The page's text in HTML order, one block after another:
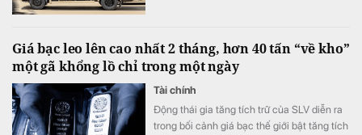
Giá bạc leo lên cao nhất 2 tháng, hơn 40 tấn “về kho”
một gã khổng lồ chỉ trong một ngày
Tài chính
Động thái gia tăng tích trữ của SLV diễn ra
trong bối cảnh giá bạc thế giới bật tăng tích